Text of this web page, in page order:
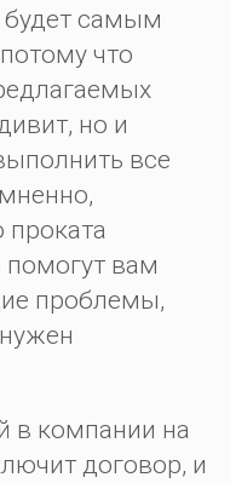
самым
что
но и
все
вам
проблемы,
в компании на
договор, и